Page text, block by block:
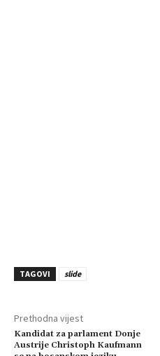
TAGOVI slide
Prethodna vijest
Kandidat za parlament Donje
Austrije Christoph Kaufmann